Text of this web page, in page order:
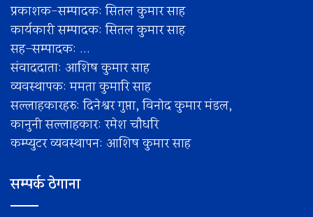
प्रकाशक-सम्पादक: सितल कुमार साह
कार्यकारी सम्पादक: सितल कुमार साह
सह–सम्पादक: ...
संवाददाता: आशिष कुमार साह
व्यवस्थापक: ममता कुमारि साह
सल्लाहकारहरु: दिनेश्वर गुप्ता, विनोद कुमार मंडल,
कानुनी सल्लाहकार: रमेश चाैधरि
कम्प्युटर व्यवस्थापन: आशिष कुमार साह
सम्पर्क ठेगाना